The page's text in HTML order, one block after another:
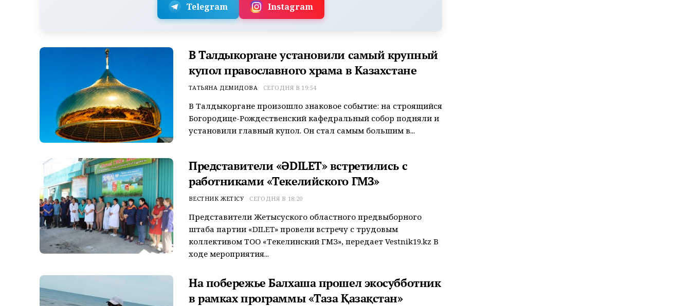
Telegram Instagram
В Талдыкоргане установили самый крупный
купол православного храма в Казахстане
ТАТЬЯНА ДЕМИДОВА СЕГОДНЯ В 19:54
В Талдыкоргане произошло знаковое событие: на строящийся
Богородице-Рождественский кафедральный собор подняли и
установили главный купол. Он стал самым большим в...
Представители «ӘDILET» встретились с
работниками «Текелийского ГМЗ»
ВЕСТНИК ЖЕТІСУ СЕГОДНЯ В 18:20
Представители Жетысуского областного предвыборного
штаба партии «ӘDILET» провели встречу с трудовым
коллективом ТОО «Текелинский ГМЗ», передает Vestnik19.kz В
ходе мероприятия...
На побережье Балхаша прошел экосубботник
в рамках программы «Таза Қазақстан»